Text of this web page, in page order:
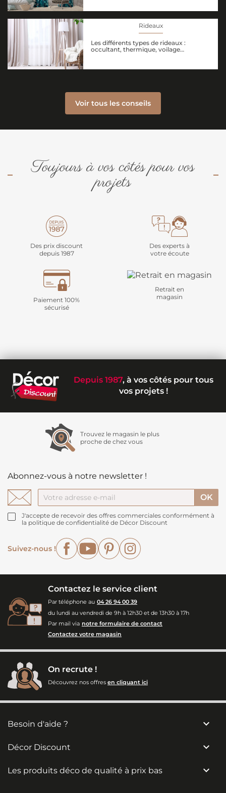
Rideaux
Les différents types de rideaux :
occultant, thermique, voilage…
Voir tous les conseils
Toujours à vos côtés pour vos
projets
Des prix discount
depuis 1987
Des experts à
votre écoute
Paiement 100%
sécurisé
Retrait en
magasin
Depuis 1987, à vos côtés pour tous
vos projets !
Trouvez le magasin le plus
proche de chez vous
Abonnez-vous à notre newsletter !
J'accepte de recevoir des offres commerciales conformément à
la politique de confidentialité de Décor Discount
Suivez-nous !
FacebookYouTubePinterest
Contactez le service client
Par téléphone au 04 26 94 00 39
du lundi au vendredi de 9h à 12h30 et de 13h30 à 17h
Par mail via notre formulaire de contact
Contactez votre magasin
On recrute !
Découvrez nos offres en cliquant ici
Besoin d'aide ? 
Décor Discount 
Les produits déco de qualité à prix bas 